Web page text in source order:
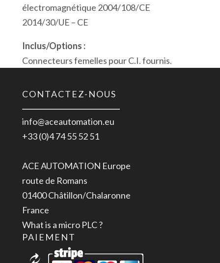
électromagnétique 2004/108/CE
2014/30/UE – CE
Inclus/Options :
Connecteurs femelles pour C.I. fournis.
CONTACTEZ-NOUS
info@aceautomation.eu
+33 (0)4 74 55 52 51
ACE AUTOMATION Europe
route de Romans
01400 Châtillon/Chalaronne
France
What is a micro PLC ?
PAIEMENT